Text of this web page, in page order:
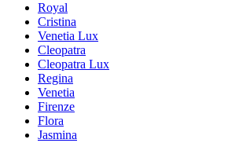
Royal
Cristina
Venetia Lux
Cleopatra
Cleopatra Lux
Regina
Venetia
Firenze
Flora
Jasmina